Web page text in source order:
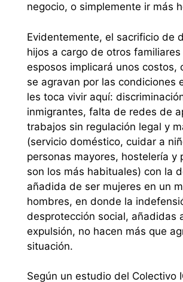
negocio, o simplemente ir más
Evidentemente, el sacrificio de
hijos a cargo de otros familiares
esposos implicará unos costos,
se agravan por las condiciones
les toca vivir aquí:
inmigrantes, falta de redes de
trabajos sin regulación legal y
(servicio doméstico, cuidar a
personas mayores, hostelería y
son los más habituales) con la
añadida de ser mujeres en un
hombres, en donde la
desprotección social, añadidas
expulsión, no hacen más que
situación.
Según un estudio del Colectivo